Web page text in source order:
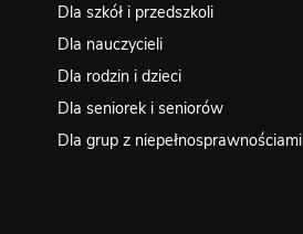
Dla szkół i przedszkoli
Dla nauczycieli
Dla rodzin i dzieci
Dla seniorek i seniorów
Dla grup z niepełnosprawnościami